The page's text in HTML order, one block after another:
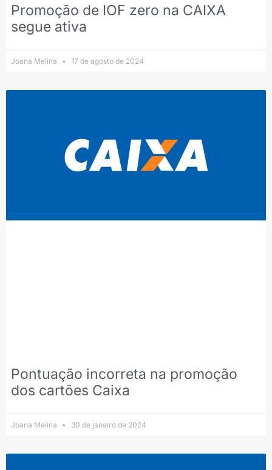
Promoção de IOF zero na CAIXA
segue ativa
Joana Melina 17 de agosto de 2024
Pontuação incorreta na promoção
dos cartões Caixa
Joana Melina 30 de janeiro de 2024